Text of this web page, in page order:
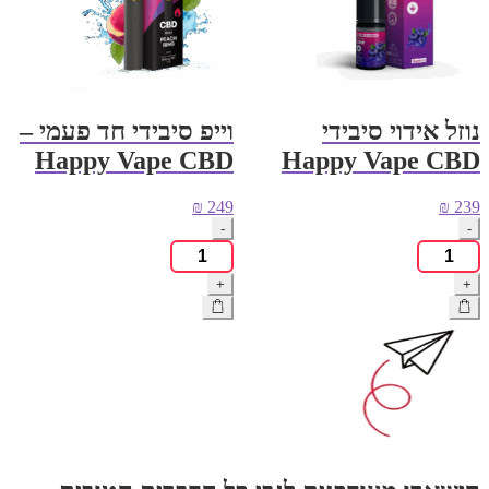
נוזל אידוי סיבידי
Happy Vape CBD
₪ 239
-
כמות
של
נוזל
אידוי
סיבידי
Happy
+
וייפ סיבידי חד פעמי –
Happy Vape CBD
₪ 249
-
כמות
של
וייפ
סיבידי
+